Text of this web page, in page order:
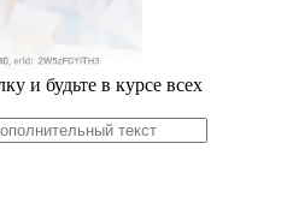
и будьте в курсе всех